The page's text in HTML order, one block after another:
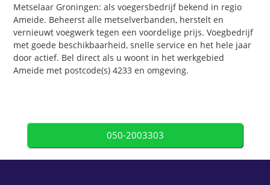
Metselaar Groningen: als voegersbedrijf bekend in regio
Ameide. Beheerst alle metselverbanden, herstelt en
vernieuwt voegwerk tegen een voordelige prijs. Voegbedrijf
met goede beschikbaarheid, snelle service en het hele jaar
door actief. Bel direct als u woont in het werkgebied
Ameide met postcode(s) 4233 en omgeving.
050-2003303